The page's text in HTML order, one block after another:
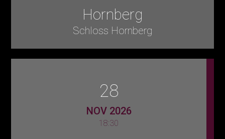
Hornberg
Schloss Hornberg
28
NOV 2026
18:30